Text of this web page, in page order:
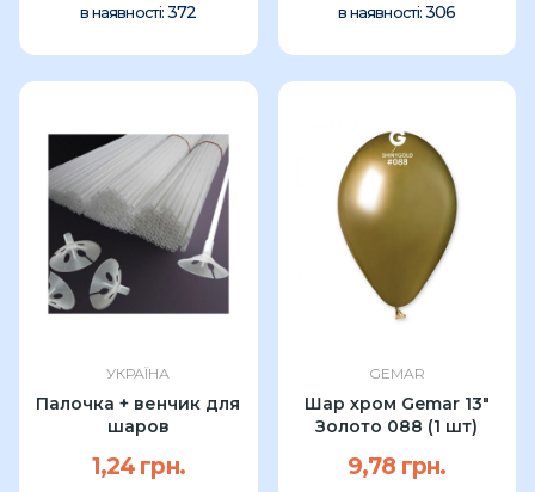
в наявності: 372 в наявності: 306
УКРАЇНА
Палочка + венчик для
шаров
1,24 грн.
GEMAR
Шар хром Gemar 13"
Золото 088 (1 шт)
9,78 грн.